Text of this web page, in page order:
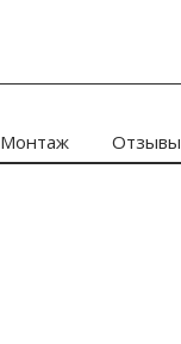
Монтаж Отзывы